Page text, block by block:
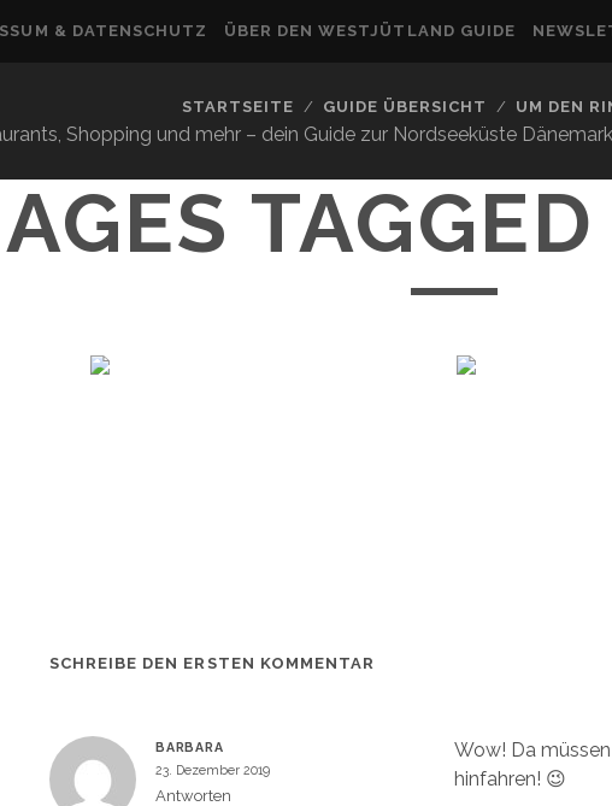
& DATENSCHUTZ ÜBER DEN WESTJÜTLAND GUIDE
Shopping und mehr – dein Guide zur Nordseeküste
STARTSEITE GUIDE ÜBERSICHT UM DEN
SCHREIBE DEN ERSTEN KOMMENTAR
BARBARA
23. Dezember 2019
Antworten
Wow! Da
hinfahren! 😉